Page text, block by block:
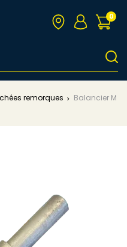
0
remorques
Balancier M